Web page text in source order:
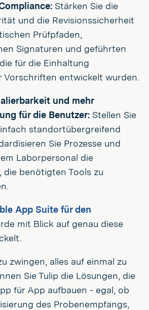
Stärken Sie die
und die Revisionssicherheit
Prüfpfaden,
Signaturen und geführten
für die Einhaltung
Vorschriften entwickelt wurden.
und mehr
für die Benutzer: Stellen Sie
standortübergreifend
Sie Prozesse und
Laborpersonal die
die benötigten Tools zu
App Suite für den
mit Blick auf genau diese
zwingen, alles auf einmal zu
Sie Tulip die Lösungen, die
für App aufbauen - egal, ob
des Probenempfangs,